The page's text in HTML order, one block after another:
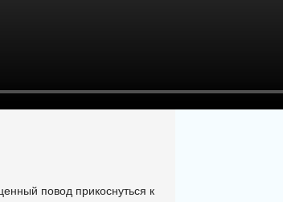
повод прикоснуться к